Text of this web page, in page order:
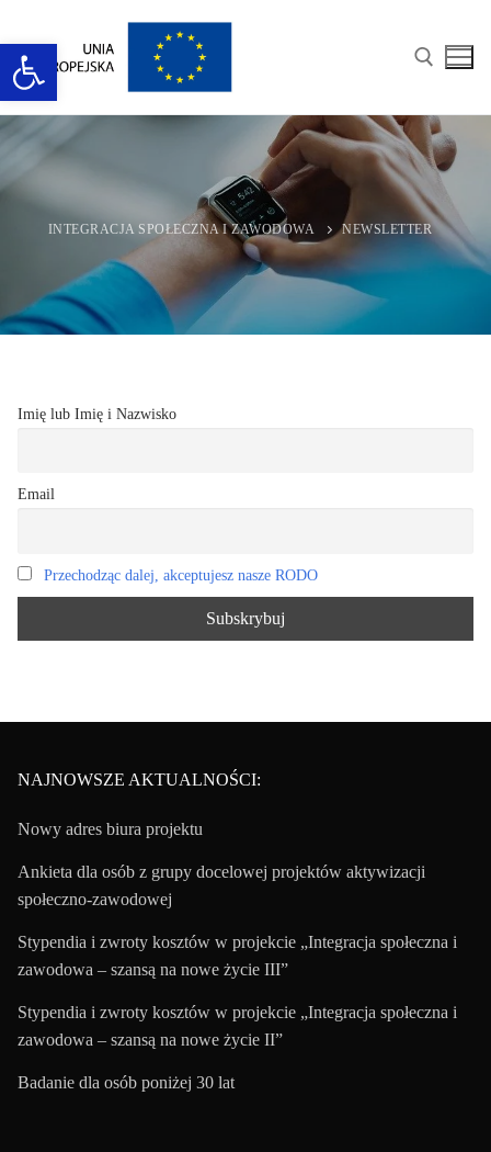
Otwórz pasek narzędzi
do
treści
Szukaj:
INTEGRACJA SPOŁECZNA I ZAWODOWA NEWSLETTER
Imię lub Imię i Nazwisko
Email
Przechodząc dalej, akceptujesz nasze RODO
NAJNOWSZE AKTUALNOŚCI:
Nowy adres biura projektu
Ankieta dla osób z grupy docelowej projektów aktywizacji
społeczno-zawodowej
Stypendia i zwroty kosztów w projekcie „Integracja społeczna i
zawodowa – szansą na nowe życie III”
Stypendia i zwroty kosztów w projekcie „Integracja społeczna i
zawodowa – szansą na nowe życie II”
Badanie dla osób poniżej 30 lat